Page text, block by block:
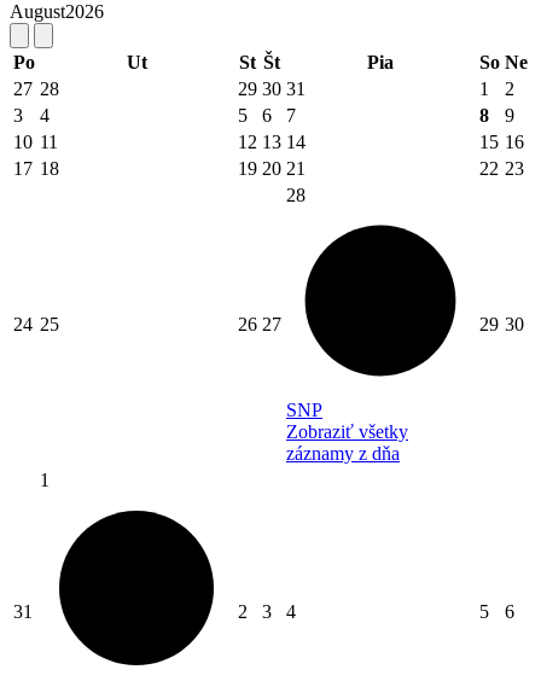
August2026
Po Ut St Št Pia So Ne
27 28 29 30 31 1
2
3
4 5 6 7 8
9
10 11 12 13 14 15 16
17 18 19 20 21 22 23
24 25 26 27
28
SNP
Zobraziť všetky
záznamy z dňa
29 30
31
1
2 3 4 5 6